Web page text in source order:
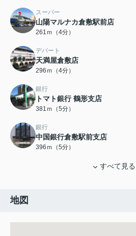
スーパー
山陽マルナカ倉敷駅前店
261ｍ（4分）
デパート
天満屋倉敷店
296ｍ（4分）
銀行
トマト銀行 鶴形支店
381ｍ（5分）
銀行
中国銀行倉敷駅前支店
396ｍ（5分）
すべて見る
地図